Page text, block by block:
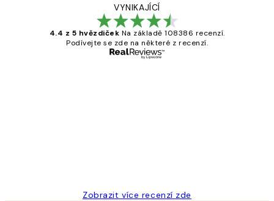
VYNIKAJÍCÍ
4.4 z 5 hvězdiček Na základě 108386 recenzí.
Podívejte se zde na některé z recenzí.
Zobrazit více recenzí zde